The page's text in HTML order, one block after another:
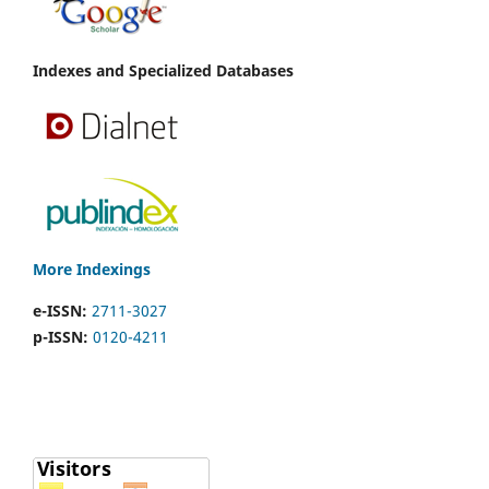
Indexes and Specialized Databases
More Indexings
e-ISSN: 2711-3027
p-ISSN: 0120-4211